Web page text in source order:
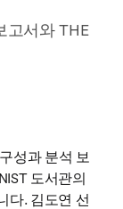
고서와 THE
성과 분석 보
도서관의
다. 김도연 선